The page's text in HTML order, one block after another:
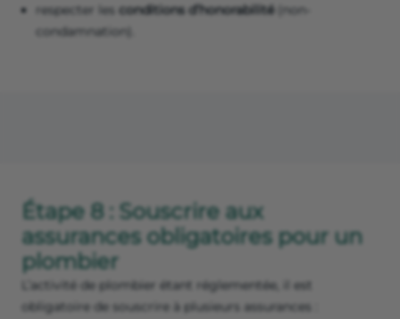
respecter les conditions d’honorabilité (non-
condamnation).
Étape 8 : Souscrire aux
assurances obligatoires pour un
plombier
L’activité de plombier étant réglementée, il est
obligatoire de souscrire à plusieurs assurances :